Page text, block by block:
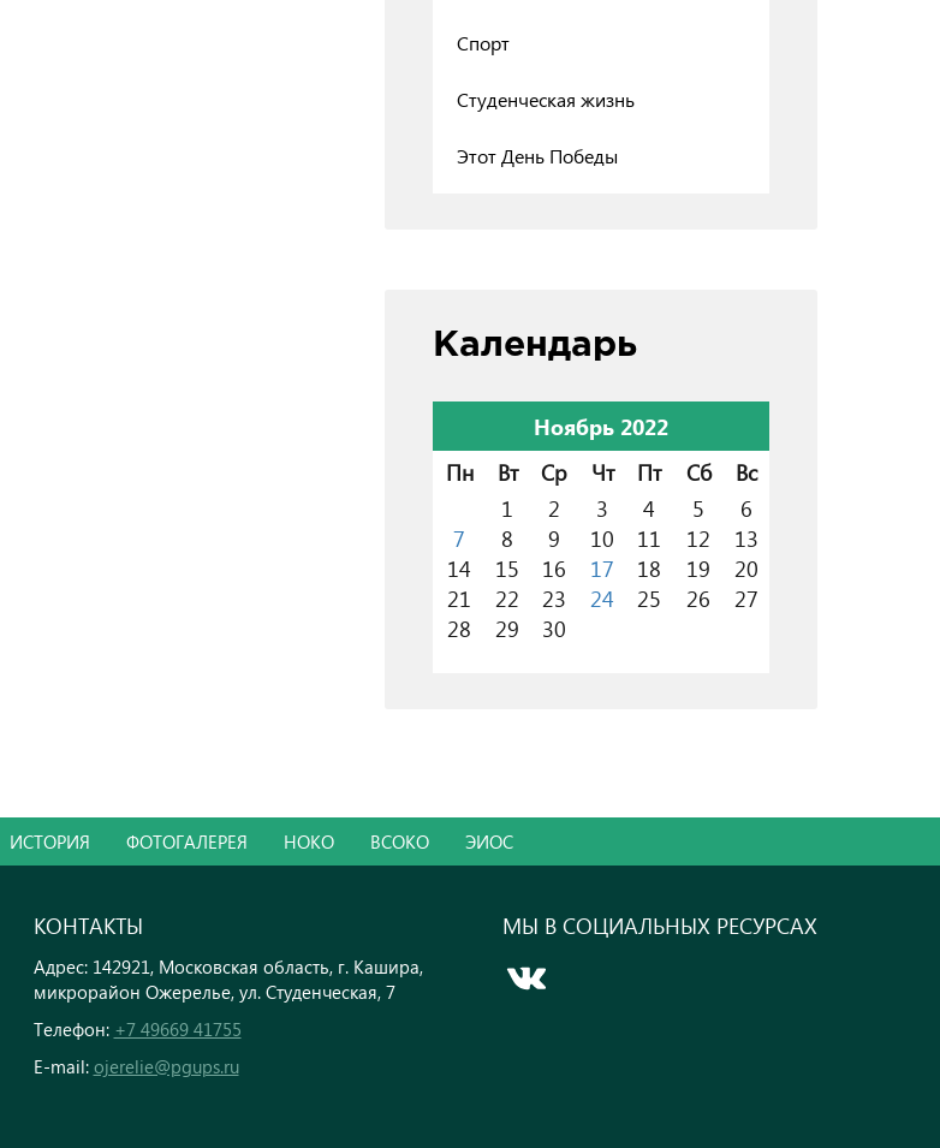
Спорт
Студенческая жизнь
Этот День Победы
Календарь
Ноябрь 2022
Пн
Вт Ср Чт Пт Сб
Вс
1
2 3 4 5
6
7
8 9 10 11 12
13
14
15 16 17 18 19
20
21
22 23 24 25 26
27
28
29 30
ИСТОРИЯ ФОТОГАЛЕРЕЯ НОКО ВСОКО ЭИОС
КОНТАКТЫ
Адрес: 142921, Московская область, г. Кашира,
микрорайон Ожерелье, ул. Студенческая, 7
Телефон: +7 49669 41755
E-mail: ojerelie@pgups.ru
МЫ В СОЦИАЛЬНЫХ РЕСУРСАХ